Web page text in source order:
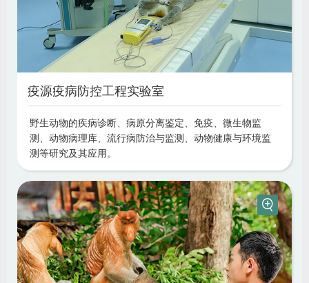
疫源疫病防控工程实验室
野生动物的疾病诊断、病原分离鉴定、免疫、微生物监
测、动物病理库、流行病防治与监测、动物健康与环境监
测等研究及其应用。